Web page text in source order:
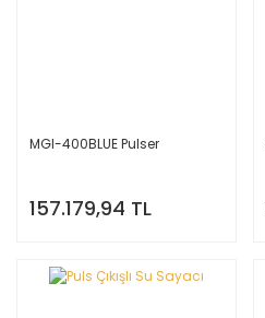
MGI-400BLUE Pulser
157.179,94 TL